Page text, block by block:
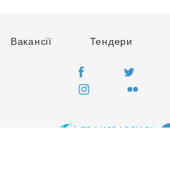
Вакансії Тендери